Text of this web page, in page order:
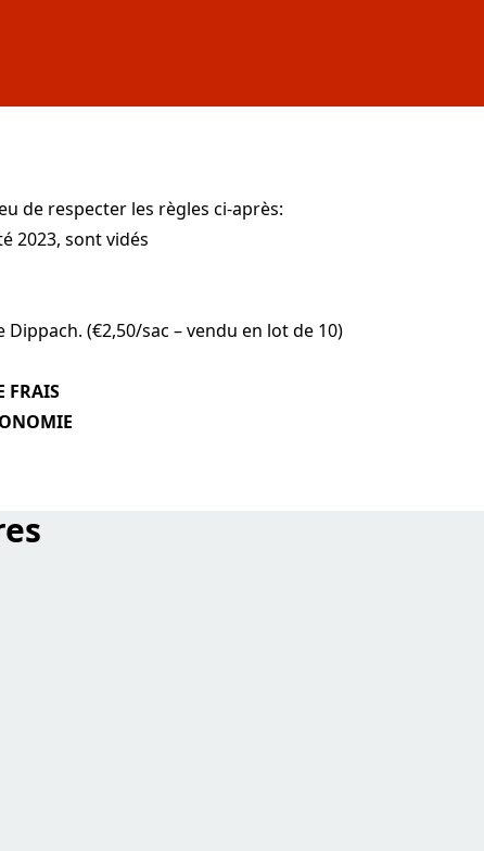
de respecter les règles ci-après:
2023, sont vidés
(€2,50/sac – vendu en lot de 10)
FRAIS